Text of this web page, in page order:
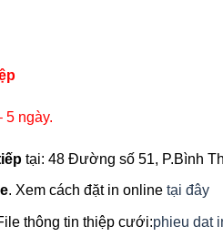
5 ngày.
tại: 48 Đường số 51, P.Bình
. Xem cách đặt in online tại đây
thông tin thiệp cưới:phieu dat